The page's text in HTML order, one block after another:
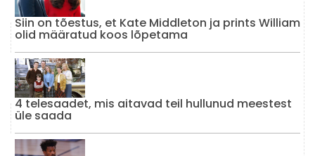
Siin on tõestus, et Kate Middleton ja prints William
olid määratud koos lõpetama
4 telesaadet, mis aitavad teil hullunud meestest
üle saada